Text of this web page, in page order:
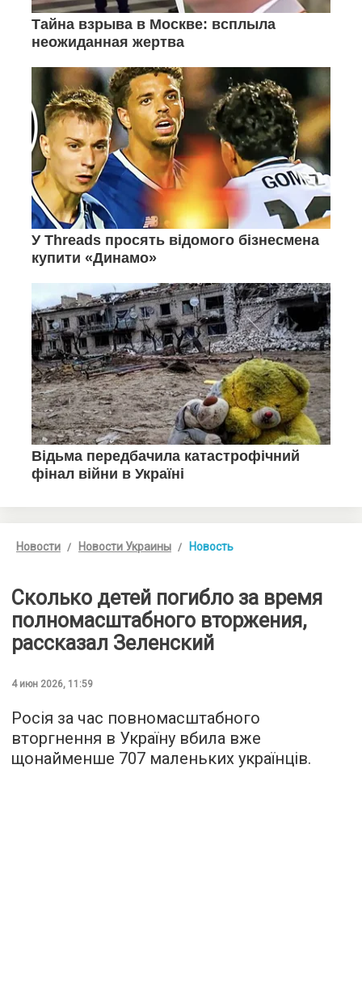
Новости Новости Украины Новость
Сколько детей погибло за время
полномасштабного вторжения,
рассказал Зеленский
4 июн 2026, 11:59
Росія за час повномасштабного
вторгнення в Україну вбила вже
щонайменше 707 маленьких українців.